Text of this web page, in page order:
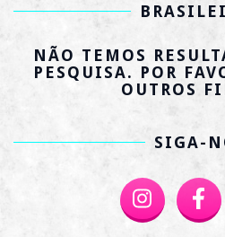
NÃO TEMOS
PESQUISA. POR
OUTROS
SIGA-